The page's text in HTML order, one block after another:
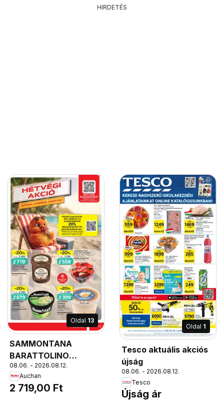
HIRDETÉS
Oldal 13
SAMMONTANA
BARATTOLINO
CSALÁDI JÉGKRÉM,
többféle, 800 ml, 4249
Ft/l
08.06. - 2026.08.12.
Auchan
2 719,00 Ft
Oldal 1
Tesco aktuális akciós
újság
08.06. - 2026.08.12.
Tesco
Újság ár